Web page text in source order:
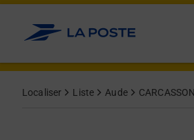
Allez au contenu
Localiser Liste Aude
Day of the WeekHours
Get directions to La Poste at 4 RUE
lien s'ouvre dans un nouvel onglet